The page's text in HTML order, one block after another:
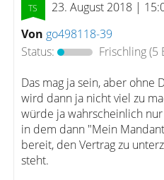
23. August 2018 |
Von go498118-39
Status:
Frischling(5
Das mag ja sein, aber
wird dann ja nicht viel zu
würde ja wahrscheinlich
in dem dann "Mein
bereit, den Vertrag zu
steht.